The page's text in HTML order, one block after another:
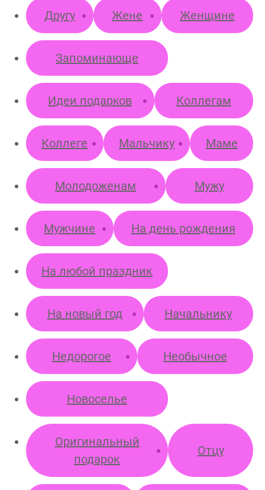
Другу Жене Женщине
Запоминающе
Идеи подарков Коллегам
Коллеге Мальчику Маме
Молодоженам Мужу
Мужчине На день рождения
На любой праздник
На новый год Начальнику
Недорогое Необычное
Новоселье
Оригинальный
подарок
Отцу